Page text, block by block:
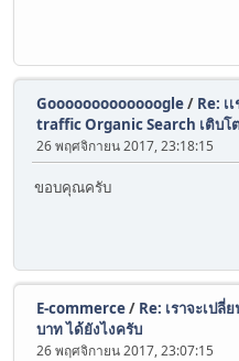
Gooooooooooooogle/ Re: เ
traffic Organic Search เติบโ
26 พฤศจิกายน 2017, 23:18:15
ขอบคุณครับ
E-commerce/ Re: เราจะเป
บาท ได้ยังไงครับ
26 พฤศจิกายน 2017, 23:07:15